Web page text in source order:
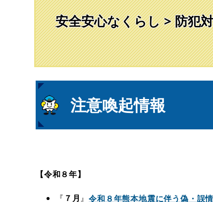
安全安心なくらし > 防犯
文
注意喚起情報
【令和８年】​
『 ７月』令和８年熊本地震に伴う偽・誤